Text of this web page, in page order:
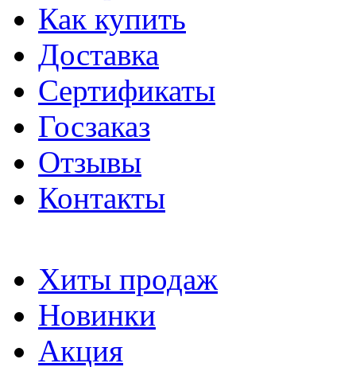
Как купить
Доставка
Сертификаты
Госзаказ
Отзывы
Контакты
Хиты продаж
Новинки
Акция